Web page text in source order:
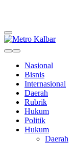
Nasional
Bisnis
Internasional
Daerah
Rubrik
Hukum
Politik
Hukum
Daerah